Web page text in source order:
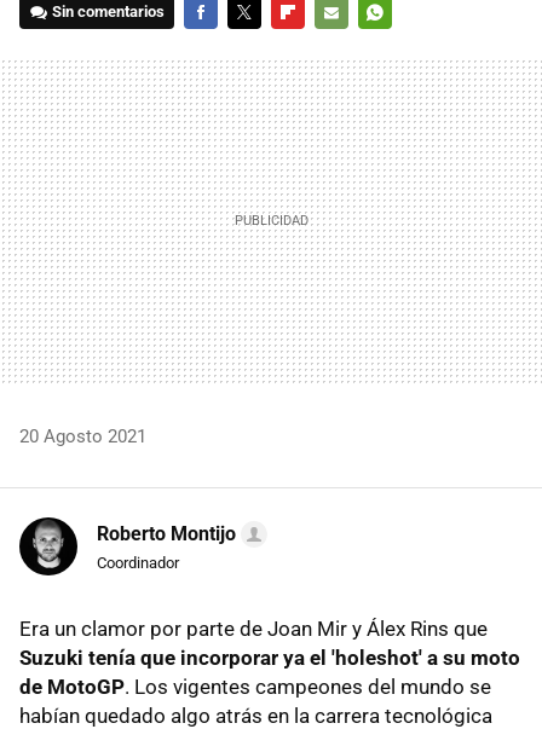
Sin comentarios
MAIL
20 Agosto 2021
Roberto Montijo
Coordinador
Era un clamor por parte de Joan Mir y Álex Rins que
Suzuki tenía que incorporar ya el 'holeshot' a su moto
de MotoGP. Los vigentes campeones del mundo se
habían quedado algo atrás en la carrera tecnológica